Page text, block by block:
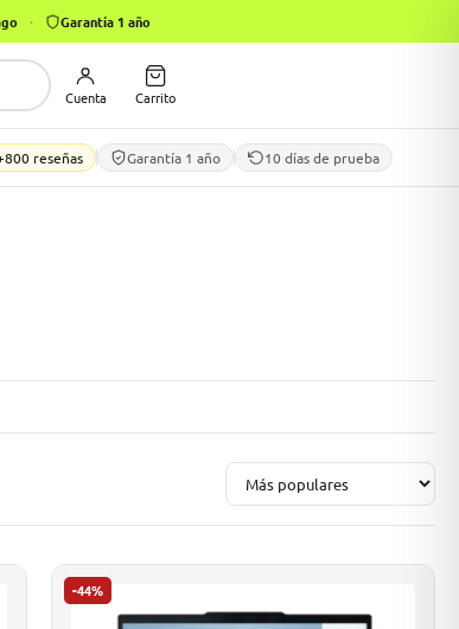
· Garantía 1 año
Cuenta Carrito
reseñas Garantía 1 año 10 días de prueba
-44%